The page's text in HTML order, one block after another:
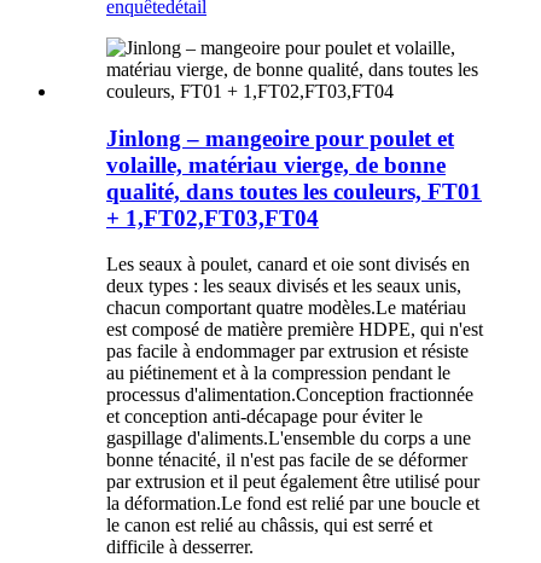
enquêtedétail
Jinlong – mangeoire pour poulet et
volaille, matériau vierge, de bonne
qualité, dans toutes les couleurs, FT01
+ 1,FT02,FT03,FT04
Les seaux à poulet, canard et oie sont divisés en
deux types : les seaux divisés et les seaux unis,
chacun comportant quatre modèles.Le matériau
est composé de matière première HDPE, qui n'est
pas facile à endommager par extrusion et résiste
au piétinement et à la compression pendant le
processus d'alimentation.Conception fractionnée
et conception anti-décapage pour éviter le
gaspillage d'aliments.L'ensemble du corps a une
bonne ténacité, il n'est pas facile de se déformer
par extrusion et il peut également être utilisé pour
la déformation.Le fond est relié par une boucle et
le canon est relié au châssis, qui est serré et
difficile à desserrer.